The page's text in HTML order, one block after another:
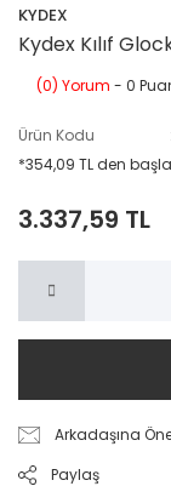
KYDEX
Kydex Kılıf
(0) Yorum - 0
Ürün Kodu
*354,09 TL den
3.337,59 TL
Arkadaşına
Paylaş